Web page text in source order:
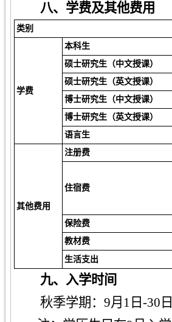
八、 学费及其他费用
类别
学费
本科生
硕士研究生（中文授课）
硕士研究生（英文授课）
博士研究生（中文授课）
博士研究生（英文授课）
语言生
其他费用
注册费
住宿费
保险费
教材费
生活支出
九、 入学时间
秋季学期：9月1日-30日